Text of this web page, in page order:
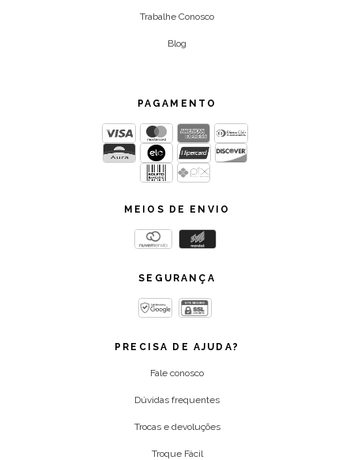
Trabalhe Conosco
Blog
PAGAMENTO
MEIOS DE ENVIO
SEGURANÇA
PRECISA DE AJUDA?
Fale conosco
Dúvidas frequentes
Trocas e devoluções
Troque Fácil